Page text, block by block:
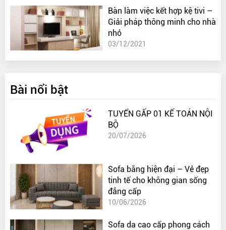
Bàn làm việc kết hợp kệ tivi –
Giải pháp thông minh cho nhà
nhỏ
03/12/2021
Bài nổi bật
TUYỂN GẤP 01 KẾ TOÁN NỘI
BỘ
20/07/2026
Sofa băng hiện đại – Vẻ đẹp
tinh tế cho không gian sống
đẳng cấp
10/06/2026
Sofa da cao cấp phong cách